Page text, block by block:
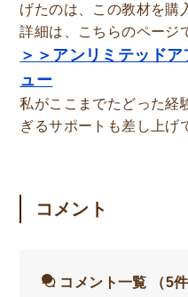
げたのは、この教材を購
詳細は、こちらのページ
＞＞アンリミテッド
ュー
私がここまでたどった経
ぎるサポートも差し上げ
コメント
コメント一覧 （5件